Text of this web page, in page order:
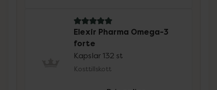
5 av 5 i omdöme
Elexir Pharma Omega-3
forte
Kapslar 132 st
Kosttillskott